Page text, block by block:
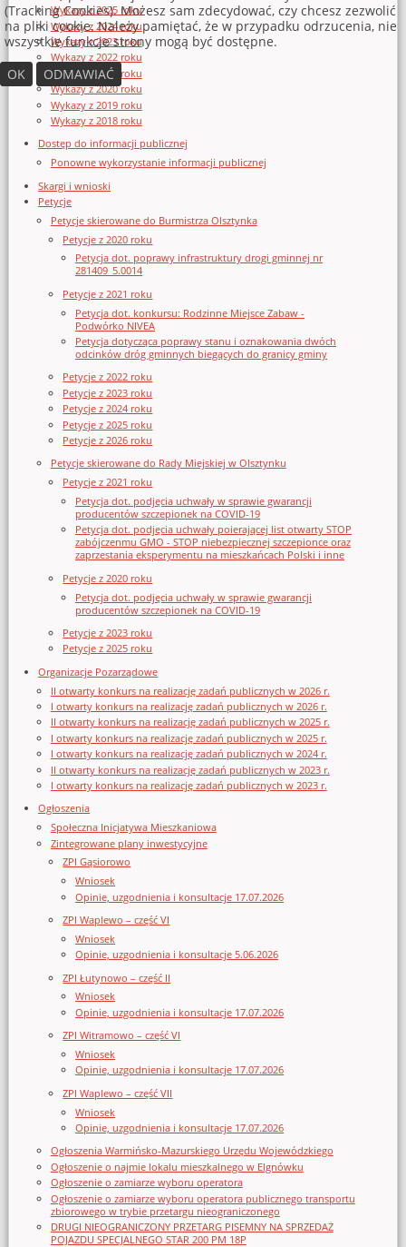
Wykazy z 2025 roku
Wykazy z 2024 roku
Wykazy z 2023 roku
Wykazy z 2022 roku
Wykazy z 2021 roku
Wykazy z 2020 roku
Wykazy z 2019 roku
Wykazy z 2018 roku
Dostęp do informacji publicznej
Ponowne wykorzystanie informacji publicznej
Skargi i wnioski
Petycje
Petycje skierowane do Burmistrza Olsztynka
Petycje z 2020 roku
Petycja dot. poprawy infrastruktury drogi gminnej nr
281409_5.0014
Petycje z 2021 roku
Petycja dot. konkursu: Rodzinne Miejsce Zabaw -
Podwórko NIVEA
Petycja dotycząca poprawy stanu i oznakowania dwóch
odcinków dróg gminnych biegących do granicy gminy
Petycje z 2022 roku
Petycje z 2023 roku
Petycje z 2024 roku
Petycje z 2025 roku
Petycje z 2026 roku
Petycje skierowane do Rady Miejskiej w Olsztynku
Petycje z 2021 roku
Petycja dot. podjęcia uchwały w sprawie gwarancji
producentów szczepionek na COVID-19
Petycja dot. podjęcia uchwały poierającej list otwarty STOP
zabójczenmu GMO - STOP niebezpiecznej szczepionce oraz
zaprzestania eksperymentu na mieszkańcach Polski i inne
Petycje z 2020 roku
Petycja dot. podjęcia uchwały w sprawie gwarancji
producentów szczepionek na COVID-19
Petycje z 2023 roku
Petycje z 2025 roku
Organizacje Pozarządowe
II otwarty konkurs na realizację zadań publicznych w 2026 r.
I otwarty konkurs na realizację zadań publicznych w 2026 r.
II otwarty konkurs na realizację zadań publicznych w 2025 r.
I otwarty konkurs na realizację zadań publicznych w 2025 r.
I otwarty konkurs na realizację zadań publicznych w 2024 r.
II otwarty konkurs na realizację zadań publicznych w 2023 r.
I otwarty konkurs na realizację zadań publicznych w 2023 r.
Ogłoszenia
Społeczna Inicjatywa Mieszkaniowa
Zintegrowane plany inwestycyjne
ZPI Gąsiorowo
Wniosek
Opinie, uzgodnienia i konsultacje 17.07.2026
ZPI Waplewo – część VI
Wniosek
Opinie, uzgodnienia i konsultacje 5.06.2026
ZPI Łutynowo – część II
Wniosek
Opinie, uzgodnienia i konsultacje 17.07.2026
ZPI Witramowo – część VI
Wniosek
Opinie, uzgodnienia i konsultacje 17.07.2026
ZPI Waplewo – część VII
Wniosek
Opinie, uzgodnienia i konsultacje 17.07.2026
Ogłoszenia Warmińsko-Mazurskiego Urzędu Wojewódzkiego
Ogłoszenie o najmie lokalu mieszkalnego w Elgnówku
Ogłoszenie o zamiarze wyboru operatora
Ogłoszenie o zamiarze wyboru operatora publicznego transportu
zbiorowego w trybie przetargu nieograniczonego
DRUGI NIEOGRANICZONY PRZETARG PISEMNY NA SPRZEDAŻ
POJAZDU SPECJALNEGO STAR 200 PM 18P
(Tracking Cookies). Możesz sam zdecydować, czy chcesz zezwolić
na pliki cookie. Należy pamiętać, że w przypadku odrzucenia, nie
wszystkie funkcje strony mogą być dostępne.
OK
ODMAWIAĆ